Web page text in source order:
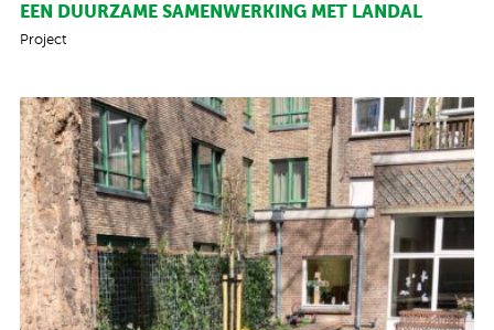
EEN DUURZAME SAMENWERKING MET LANDAL
Project